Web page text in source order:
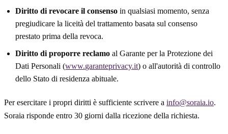
Diritto di revocare il consenso in qualsiasi momento, senza
pregiudicare la liceità del trattamento basata sul consenso
prestato prima della revoca.
Diritto di proporre reclamo al Garante per la Protezione dei
Dati Personali (www.garanteprivacy.it) o all'autorità di controllo
dello Stato di residenza abituale.
Per esercitare i propri diritti è sufficiente scrivere a info@soraia.io.
Soraia risponde entro 30 giorni dalla ricezione della richiesta.